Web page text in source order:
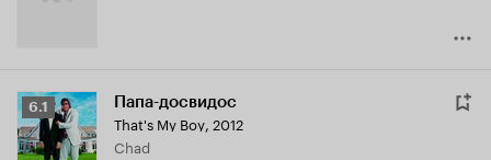
Рейтинг
Кинопоиска
6.1
6.1 Папа-досвидос
That's My Boy, 2012
Chad